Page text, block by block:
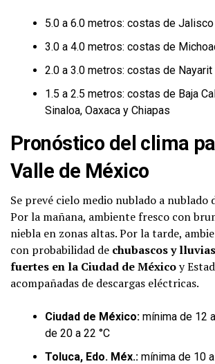
5.0 a 6.0 metros: costas de
3.0 a 4.0 metros: costas de
2.0 a 3.0 metros: costas de Nayarit
1.5 a 2.5 metros: costas de Baja
Sinaloa, Oaxaca y Chiapas
Pronóstico del clima
Valle de México
Se prevé cielo medio nublado a nublado
Por la mañana, ambiente fresco con
niebla en zonas altas. Por la tarde,
con probabilidad de chubascos y
fuertes en la Ciudad de Méxicoy
acompañadas de descargas eléctricas.
Ciudad de México: mínima de 12
de 20 a 22 °C
Toluca, Edo. Méx.: mínima de 10